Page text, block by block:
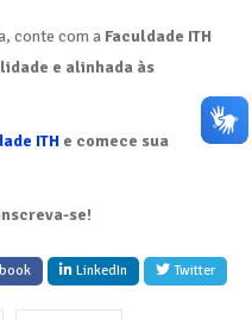
conte com a Faculdade ITH
e alinhada às
ITH e comece sua
se!
LinkedIn Twitter